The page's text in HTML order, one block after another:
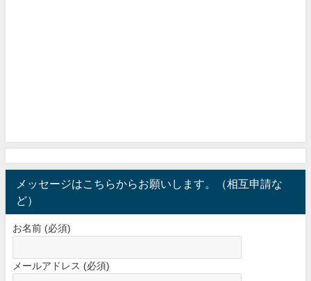
メッセージはこちらからお願いします。（相互申請な
ど）
お名前 (必須)
メールアドレス (必須)